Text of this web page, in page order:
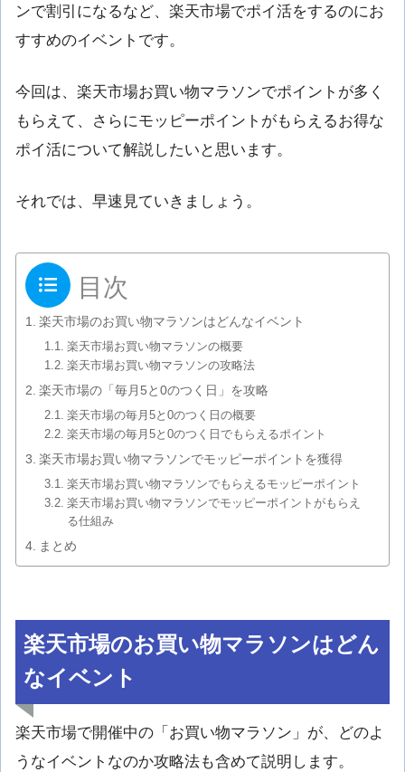
ンで割引になるなど、楽天市場でポイ活をするのにお
すすめのイベントです。
今回は、楽天市場お買い物マラソンでポイントが多く
もらえて、さらにモッピーポイントがもらえるお得な
ポイ活について解説したいと思います。
それでは、早速見ていきましょう。
目次
楽天市場のお買い物マラソンはどんなイベント
楽天市場お買い物マラソンの概要
楽天市場お買い物マラソンの攻略法
楽天市場の「毎月5と0のつく日」を攻略
楽天市場の毎月5と0のつく日の概要
楽天市場の毎月5と0のつく日でもらえるポイント
楽天市場お買い物マラソンでモッピーポイントを獲得
楽天市場お買い物マラソンでもらえるモッピーポイント
楽天市場お買い物マラソンでモッピーポイントがもらえ
る仕組み
まとめ
楽天市場のお買い物マラソンはどん
なイベント
楽天市場で開催中の「お買い物マラソン」が、どのよ
うなイベントなのか攻略法も含めて説明します。